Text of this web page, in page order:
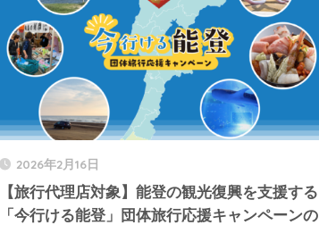
2026年2月16日
【旅行代理店対象】能登の観光復興を支援する
「今行ける能登」団体旅行応援キャンペーンの